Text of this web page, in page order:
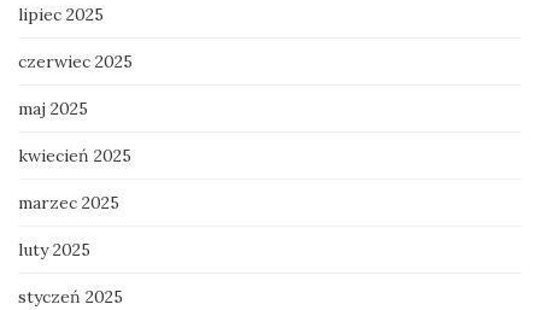
lipiec 2025
czerwiec 2025
maj 2025
kwiecień 2025
marzec 2025
luty 2025
styczeń 2025